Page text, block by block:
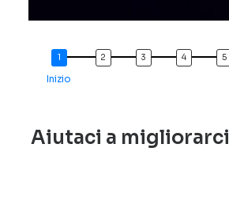
Inizio
Aiutaci a migliorarci